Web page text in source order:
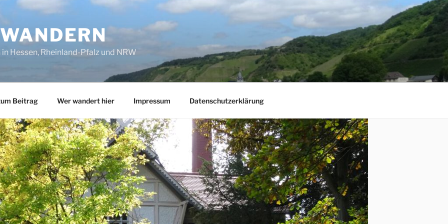
Hessen, Rheinland-Pfalz und NRW
Beitrag Wer wandert hier Impressum Datenschutzerklärung